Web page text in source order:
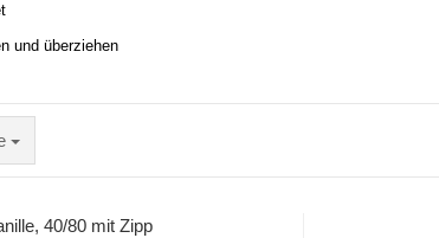
und überziehen
40/80 mit Zipp